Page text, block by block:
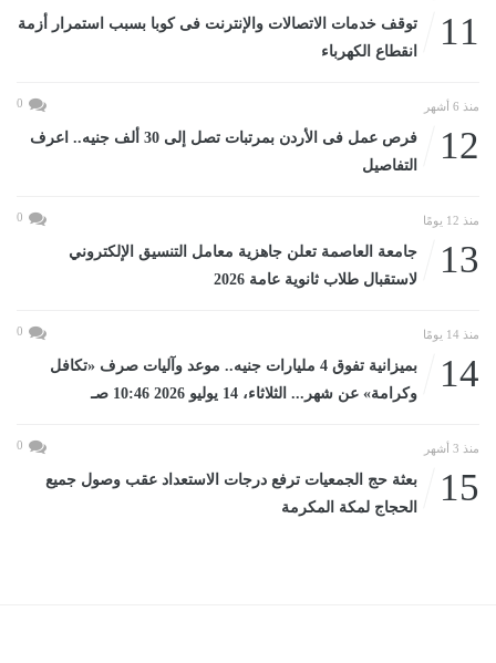
11
توقف خدمات الاتصالات والإنترنت فى كوبا بسبب استمرار أزمة
انقطاع الكهرباء
منذ 6 أشهر 0
12
فرص عمل فى الأردن بمرتبات تصل إلى 30 ألف جنيه.. اعرف
التفاصيل
منذ 12 يومًا 0
13
جامعة العاصمة تعلن جاهزية معامل التنسيق الإلكتروني
لاستقبال طلاب ثانوية عامة 2026
منذ 14 يومًا 0
14
بميزانية تفوق 4 مليارات جنيه.. موعد وآليات صرف «تكافل
وكرامة» عن شهر... الثلاثاء، 14 يوليو 2026 10:46 صـ
منذ 3 أشهر 0
15
بعثة حج الجمعيات ترفع درجات الاستعداد عقب وصول جميع
الحجاج لمكة المكرمة